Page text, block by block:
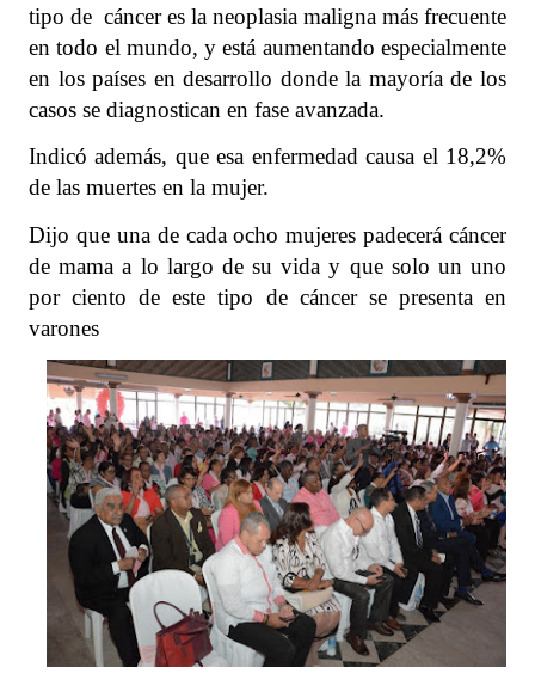
tipo de cáncer es la neoplasia maligna más frecuente
en todo el mundo, y está aumentando especialmente
en los países en desarrollo donde la mayoría de los
casos se diagnostican en fase avanzada.
Indicó además, que esa enfermedad causa el 18,2%
de las muertes en la mujer.
Dijo que una de cada ocho mujeres padecerá cáncer
de mama a lo largo de su vida y que solo un uno
por ciento de este tipo de cáncer se presenta en
varones